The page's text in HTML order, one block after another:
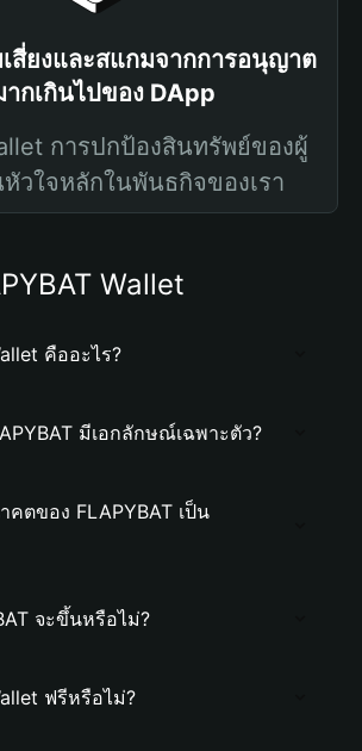
สี่ยงและสแกมจากการอนุญาต
กเกินไปของ DApp
การปกป้องสินทรัพย์ของผู้
วใจหลักในพันธกิจของเรา
Wallet
คืออะไร?
มีเอกลักษณ์เฉพาะตัว?
ตของ FLAPYBAT เป็น
จะขึ้นหรือไม่?
ฟรีหรือไม่?